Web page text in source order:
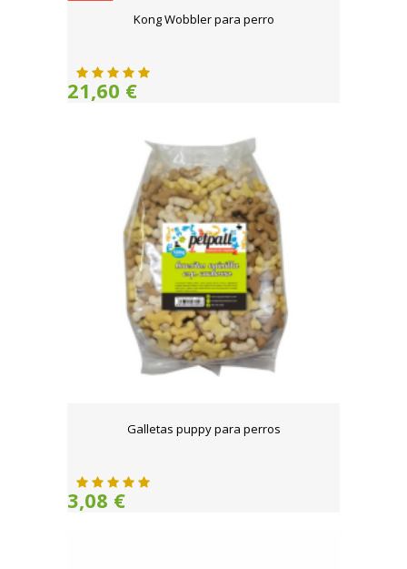
Kong Wobbler para perro
21,60 €
Galletas puppy para perros
3,08 €